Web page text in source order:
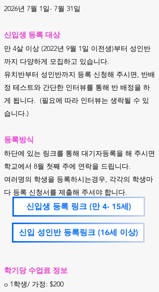
2026년 7월 1일- 7월 31일
신입생 등록 대상
만 4살 이상 (2022년 9월 1일 이전생)부터 성인반
까지 다양하게 모집하고 있습니다.
유치반부터 성인반까지 등록 신청해 주시면, 반배
정 테스트와 간단한 인터뷰를 통해 반 배정을 하
게 됩니다. (필요에 따라 인터뷰는 생락될 수 있
습니다.)
등록방식
하단에 있는 링크를 통해 대기자등록을 해 주시면
학교에서 8월 첫째 주에 연락을 드립니다.
​여러명의 학생을 등록하시는경우, 각각의 학생마
다 등록 신청서를 제출해 주셔야 합니다.
학기당 수업료 정보
o 1학생/ 가정: $200
신입생 등록 링크 (만 4- 15세)
신입 성인반 등록링크 (16세 이상)